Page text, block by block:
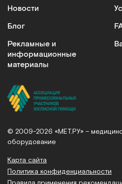
Новости
Блог
Рекламные и
информационные
материалы
© 2009-2026 «МЕТ.РУ» –
оборудование
Карта сайта
Политика конфиденциальности